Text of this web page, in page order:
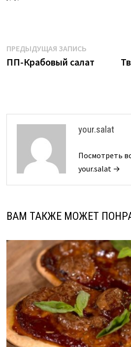
Навигация
по
ПРЕДЫДУЩАЯ ЗАПИСЬПредыдущая
запись:
ПП-Крабовый салат
your.salat
Посмотреть
your.salat →
ВАМ ТАКЖЕ МОЖЕТ